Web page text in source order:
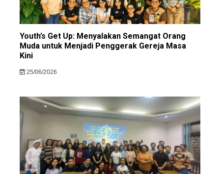
Youth’s Get Up: Menyalakan Semangat Orang
Muda untuk Menjadi Penggerak Gereja Masa
Kini
25/06/2026